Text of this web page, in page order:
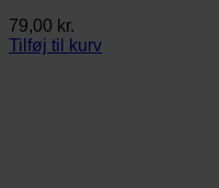
79,00 kr.
Tilføj til kurv